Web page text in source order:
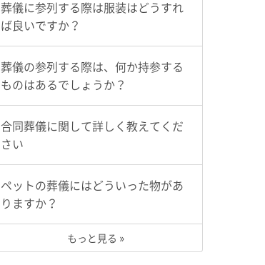
葬儀に参列する際は服装はどうすれ
ば良いですか？
葬儀の参列する際は、何か持参する
ものはあるでしょうか？
合同葬儀に関して詳しく教えてくだ
さい
ペットの葬儀にはどういった物があ
りますか？
もっと見る »